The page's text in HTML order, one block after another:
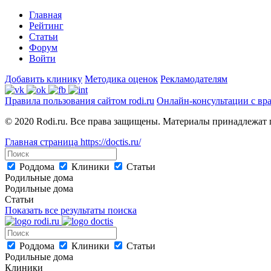
Главная
Рейтинг
Статьи
Форум
Войти
Добавить клинику Методика оценок Рекламодателям
Правила пользования сайтом rodi.ru Онлайн-консультации с
© 2020 Rodi.ru. Все права защищены. Материалы принадлежат
Главная страница https://doctis.ru/
Роддома Клиники
Статьи
Родильные дома
Родильные дома
Статьи
Показать все результаты поиска
Роддома Клиники
Статьи
Родильные дома
Клиники